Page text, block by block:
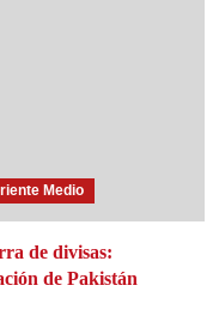
Medio
de divisas:
de Pakistán